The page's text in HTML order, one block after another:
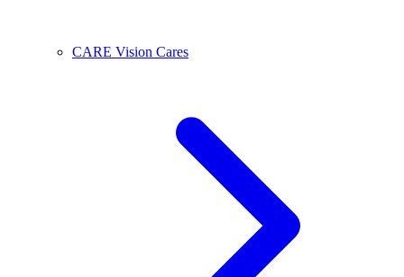
CARE Vision Cares